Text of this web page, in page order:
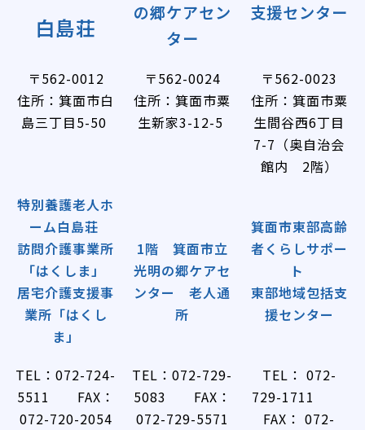
白島荘
の郷ケアセン
ター
支援センター
〒562-0012
住所：​箕面市白
島三丁目5-50
〒562-0024
住所：​箕面市粟
生新家3-12-5
〒562-0023
住所：​箕面市粟
生間谷西6丁目
7-7（奥自治会
館内 2階）
特別養護老人ホ
ーム白島荘
訪問介護事業所
「はくしま」
居宅介護支援事
業所「はくし
ま」
1階 箕面市立
光明の郷ケアセ
ンター 老人通
所
箕面市東部高齢
者くらしサポー
ト
東部地域包括支
援センター
TEL：072-724-
5511 FAX：
072-720-2054
TEL：072-729-
5083 FAX：
072-729-5571
TEL： 072-
729-1711
FAX： 072-